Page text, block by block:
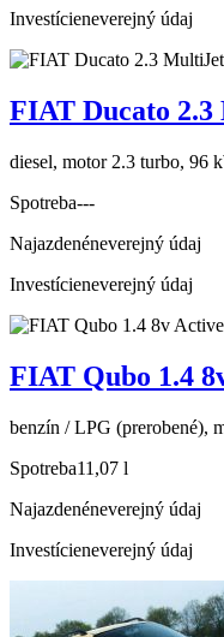
Investícieneverejný údaj
FIAT Ducato
diesel, motor 2.3 turbo, 96
Spotreba---
Najazdenéneverejný údaj
Investícieneverejný údaj
FIAT Qubo 1.4
benzín / LPG (prerobené),
Spotreba11,07 l
Najazdenéneverejný údaj
Investícieneverejný údaj